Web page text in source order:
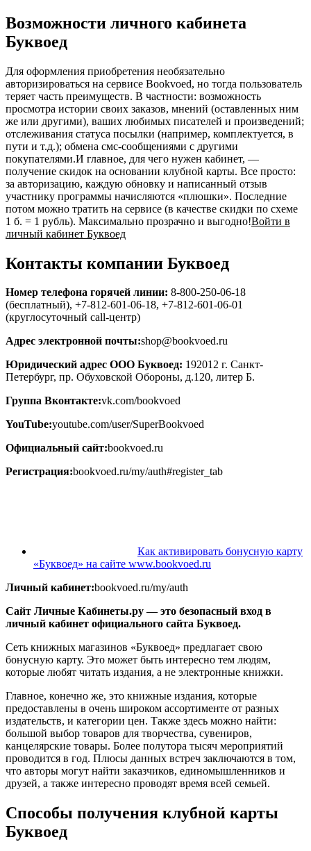
Возможности личного кабинета
Буквоед
Для оформления приобретения необязательно
авторизироваться на сервисе Bookvoed, но тогда пользователь
теряет часть преимуществ. В частности: возможность
просмотра истории своих заказов, мнений (оставленных ним
же или другими), ваших любимых писателей и произведений;
отслеживания статуса посылки (например, комплектуется, в
пути и т.д.); обмена смс-сообщениями с другими
покупателями.И главное, для чего нужен кабинет, —
получение скидок на основании клубной карты. Все просто:
за авторизацию, каждую обновку и написанный отзыв
участнику программы начисляются «плюшки». Последние
потом можно тратить на сервисе (в качестве скидки по схеме
1 б. = 1 рубль). Максимально прозрачно и выгодно!Войти в
личный кабинет Буквоед
Контакты компании Буквоед
Номер телефона горячей линии: 8-800-250-06-18
(бесплатный), +7-812-601-06-18, +7-812-601-06-01
(круглосуточный call-центр)
Адрес электронной почты:shop@bookvoed.ru
Юридический адрес ООО Буквоед: 192012 г. Санкт-
Петербург, пр. Обуховской Обороны, д.120, литер Б.
Группа Вконтакте:vk.com/bookvoed
YouTube:youtube.com/user/SuperBookvoed
Официальный сайт:bookvoed.ru
Регистрация:bookvoed.ru/my/auth#register_tab
Как активировать бонусную карту
«Буквоед» на сайте www.bookvoed.ru
Личный кабинет:bookvoed.ru/my/auth
Сайт Личные Кабинеты.ру — это безопасный вход в
личный кабинет официального сайта Буквоед.
Сеть книжных магазинов «Буквоед» предлагает свою
бонусную карту. Это может быть интересно тем людям,
которые любят читать издания, а не электронные книжки.
Главное, конечно же, это книжные издания, которые
предоставлены в очень широком ассортименте от разных
издательств, и категории цен. Также здесь можно найти:
большой выбор товаров для творчества, сувениров,
канцелярские товары. Более полутора тысяч мероприятий
проводится в год. Плюсы данных встреч заключаются в том,
что авторы могут найти заказчиков, единомышленников и
друзей, а также интересно проводят время всей семьей.
Способы получения клубной карты
Буквоед